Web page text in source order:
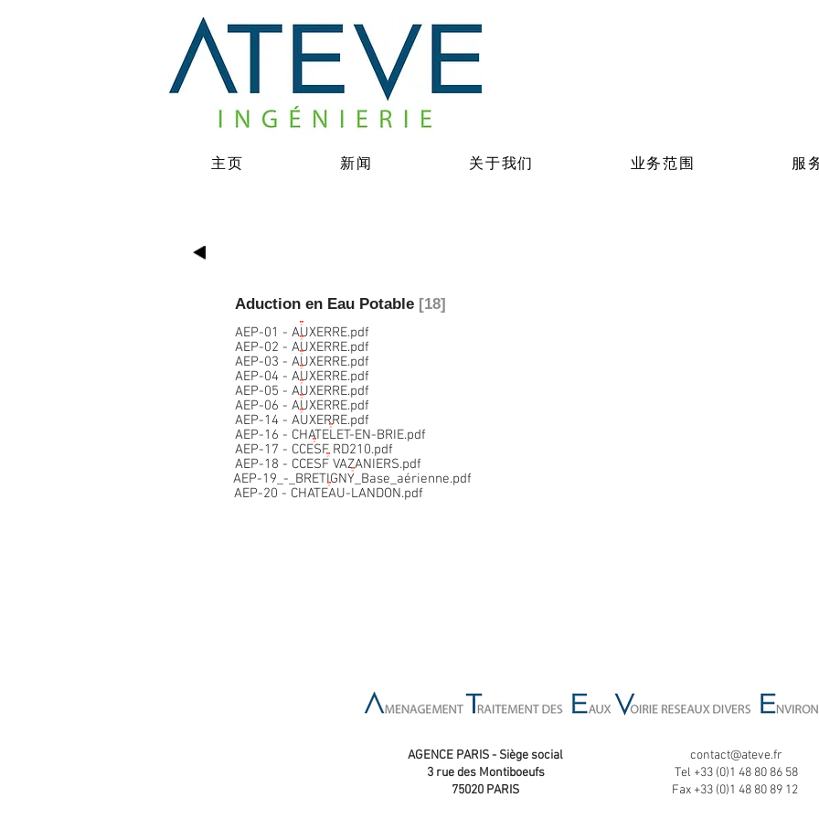
主页 新闻 关于我们 业务范围 服
Aduction en Eau Potable [18]
AEP-01 - AUXERRE.pdf
AEP-02 - AUXERRE.pdf
AEP-03 - AUXERRE.pdf
AEP-04 - AUXERRE.pdf
AEP-05 - AUXERRE.pdf
AEP-06 - AUXERRE.pdf
AEP-14 - AUXERRE.pdf
AEP-16 - CHATELET-EN-BRIE.pdf
AEP-17 - CCESF RD210.pdf
AEP-18 - CCESF VAZANIERS.pdf
AEP-19_-_BRETIGNY_Base_aérienne.pdf
AEP-20 - CHATEAU-LANDON.pdf
AGENCE PARIS - Siège social
3 rue des Montiboeufs
75020 PARIS
contact@ateve.fr
Tel +33 (0)1 48 80 86 58
Fax +33 (0)1 48 80 89 12